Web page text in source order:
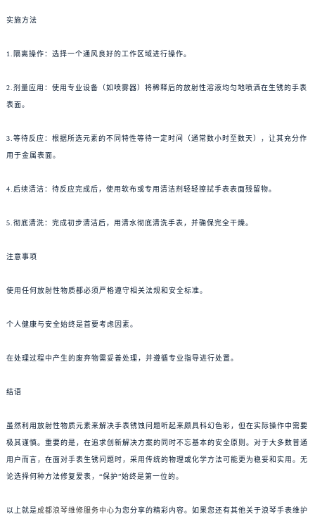
实施方法
1.隔离操作：选择一个通风良好的工作区域进行操作。
2.剂量应用：使用专业设备（如喷雾器）将稀释后的放射性溶液均匀地喷洒在生锈的手表
表面。
3.等待反应：根据所选元素的不同特性等待一定时间（通常数小时至数天），让其充分作
用于金属表面。
4.后续清洁：待反应完成后，使用软布或专用清洁剂轻轻擦拭手表表面残留物。
5.彻底清洗：完成初步清洁后，用清水彻底清洗手表，并确保完全干燥。
注意事项
使用任何放射性物质都必须严格遵守相关法规和安全标准。
个人健康与安全始终是首要考虑因素。
在处理过程中产生的废弃物需妥善处理，并遵循专业指导进行处置。
结语
虽然利用放射性物质元素来解决手表锈蚀问题听起来颇具科幻色彩，但在实际操作中需要
极其谨慎。重要的是，在追求创新解决方案的同时不忘基本的安全原则。对于大多数普通
用户而言，在面对手表生锈问题时，采用传统的物理或化学方法可能更为稳妥和实用。无
论选择何种方法修复爱表，“保护”始终是第一位的。
以上就是成都浪琴维修服务中心为您分享的精彩内容。如果您还有其他关于浪琴手表维护